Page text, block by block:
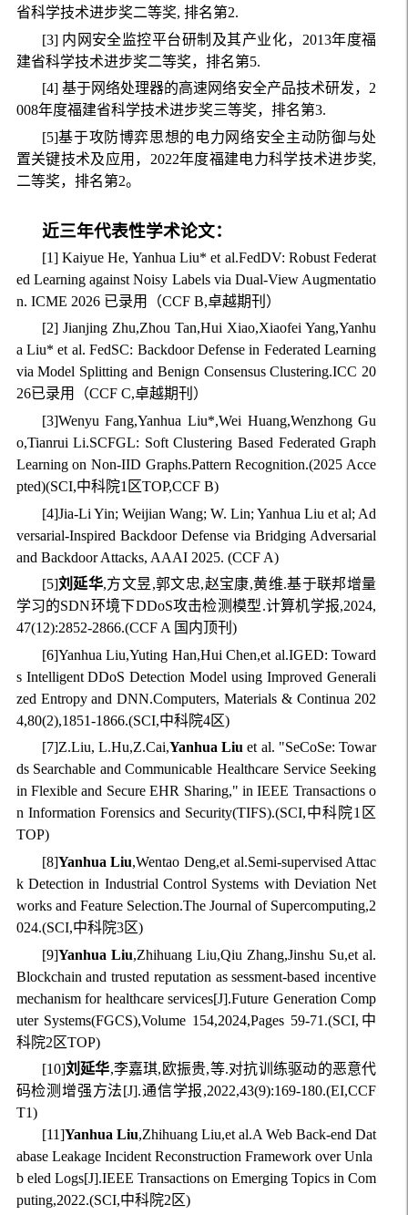
省科学技术进步奖二等奖, 排名第2.
[3] 内网安全监控平台研制及其产业化，2013年度福
建省科学技术进步奖二等奖，排名第5.
[4] 基于网络处理器的高速网络安全产品技术研发，2
008年度福建省科学技术进步奖三等奖，排名第3.
[5]基于攻防博弈思想的电力网络安全主动防御与处
置关键技术及应用，2022年度福建电力科学技术进步奖,
二等奖，排名第2。
近三年代表性学术论文：
[1] Kaiyue He, Yanhua Liu* et al.FedDV: Robust Federat
ed Learning against Noisy Labels via Dual-View Augmentatio
n. ICME 2026 已录用（CCF B,卓越期刊）
[2] Jianjing Zhu,Zhou Tan,Hui Xiao,Xiaofei Yang,Yanhu
a Liu* et al. FedSC: Backdoor Defense in Federated Learning
via Model Splitting and Benign Consensus Clustering.ICC 20
26已录用（CCF C,卓越期刊）
[3]Wenyu Fang,Yanhua Liu*,Wei Huang,Wenzhong Gu
o,Tianrui Li.SCFGL: Soft Clustering Based Federated Graph
Learning on Non-IID Graphs.Pattern Recognition.(2025 Acce
pted)(SCI,中科院1区TOP,CCF B)
[4]Jia-Li Yin; Weijian Wang; W. Lin; Yanhua Liu et al; Ad
versarial-Inspired Backdoor Defense via Bridging Adversarial
and Backdoor Attacks, AAAI 2025. (CCF A)
[5]刘延华,方文昱,郭文忠,赵宝康,黄维.基于联邦增量
学习的SDN环境下DDoS攻击检测模型.计算机学报,2024,
47(12):2852-2866.(CCF A 国内顶刊)
[6]Yanhua Liu,Yuting Han,Hui Chen,et al.IGED: Toward
s Intelligent DDoS Detection Model using Improved Generali
zed Entropy and DNN.Computers, Materials & Continua 202
4,80(2),1851-1866.(SCI,中科院4区)
[7]Z.Liu, L.Hu,Z.Cai,Yanhua Liuet al. "SeCoSe: Towar
ds Searchable and Communicable Healthcare Service Seeking
in Flexible and Secure EHR Sharing," in IEEE Transactions o
n Information Forensics and Security(TIFS).(SCI,中科院1区
TOP)
[8]Yanhua Liu,Wentao Deng,et al.Semi-supervised Attac
k Detection in Industrial Control Systems with Deviation Net
works and Feature Selection.The Journal of Supercomputing,2
024.(SCI,中科院3区)
[9]Yanhua Liu,Zhihuang Liu,Qiu Zhang,Jinshu Su,et al.
Blockchain and trusted reputation as sessment-based incentive
mechanism for healthcare services[J].Future Generation Comp
uter Systems(FGCS),Volume 154,2024,Pages 59-71.(SCI,中
科院2区TOP)
[10]刘延华,李嘉琪,欧振贵,等.对抗训练驱动的恶意代
码检测增强方法[J].通信学报,2022,43(9):169-180.(EI,CCF
T1)
[11]Yanhua Liu,Zhihuang Liu,et al.A Web Back-end Dat
abase Leakage Incident Reconstruction Framework over Unla
b eled Logs[J].IEEE Transactions on Emerging Topics in Com
puting,2022.(SCI,中科院2区)